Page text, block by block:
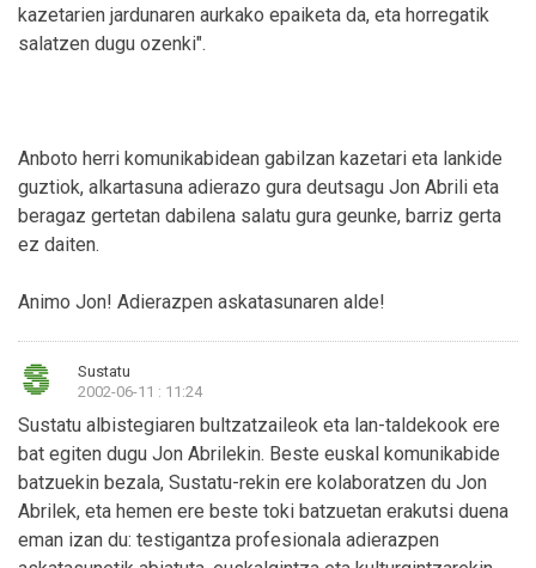
kazetarien jardunaren aurkako epaiketa da, eta horregatik
salatzen dugu ozenki".
Anboto herri komunikabidean gabilzan kazetari eta lankide
guztiok, alkartasuna adierazo gura deutsagu Jon Abrili eta
beragaz gertetan dabilena salatu gura geunke, barriz gerta
ez daiten.
Animo Jon! Adierazpen askatasunaren alde!
Sustatu
2002-06-11 : 11:24
Sustatu albistegiaren bultzatzaileok eta lan-taldekook ere
bat egiten dugu Jon Abrilekin. Beste euskal komunikabide
batzuekin bezala, Sustatu-rekin ere kolaboratzen du Jon
Abrilek, eta hemen ere beste toki batzuetan erakutsi duena
eman izan du: testigantza profesionala adierazpen